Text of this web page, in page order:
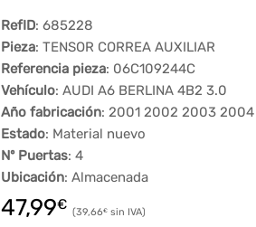
RefID: 685228
Pieza: TENSOR CORREA AUXILIAR
Referencia pieza: 06C109244C
Vehículo: AUDI A6 BERLINA 4B2 3.0
Año fabricación: 2001 2002 2003 2004
Estado: Material nuevo
Nº Puertas: 4
Ubicación: Almacenada
47,99€ 39,66€